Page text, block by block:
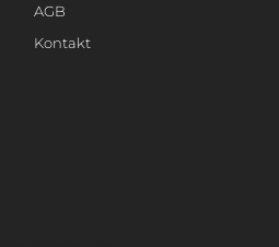
AGB
Kontakt